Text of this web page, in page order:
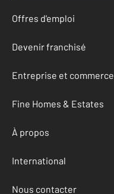
Offres d'emploi
Devenir franchisé
Entreprise et commerce
Fine Homes & Estates
À propos
International
Nous contacter